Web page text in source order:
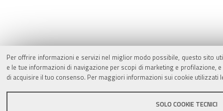
Per offrire informazioni e servizi nel miglior modo possibile, questo sito
e le tue informazioni di navigazione per scopi di marketing e
di acquisire il tuo consenso. Per maggiori informazioni sui cookie utilizzati
SOLO COOKIE TECNICI